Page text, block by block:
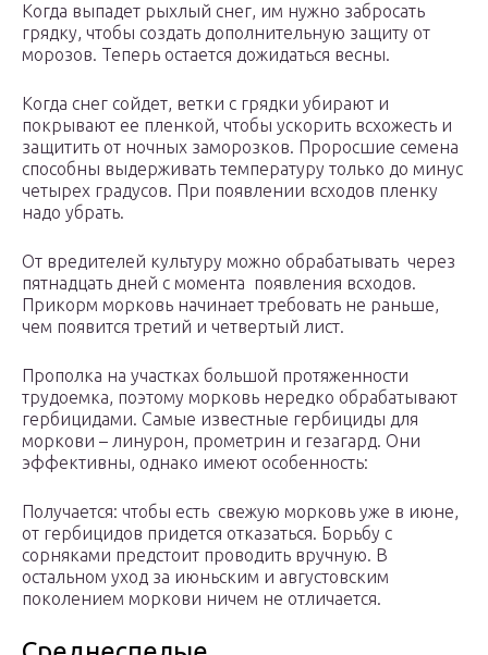
Когда выпадет рыхлый снег, им нужно забросать
грядку, чтобы создать дополнительную защиту от
морозов. Теперь остается дожидаться весны.
Когда снег сойдет, ветки с грядки убирают и
покрывают ее пленкой, чтобы ускорить всхожесть и
защитить от ночных заморозков. Проросшие семена
способны выдерживать температуру только до минус
четырех градусов. При появлении всходов пленку
надо убрать.
От вредителей культуру можно обрабатывать через
пятнадцать дней с момента появления всходов.
Прикорм морковь начинает требовать не раньше,
чем появится третий и четвертый лист.
Прополка на участках большой протяженности
трудоемка, поэтому морковь нередко обрабатывают
гербицидами. Самые известные гербициды для
моркови – линурон, прометрин и гезагард. Они
эффективны, однако имеют особенность:
Получается: чтобы есть свежую морковь уже в июне,
от гербицидов придется отказаться. Борьбу с
сорняками предстоит проводить вручную. В
остальном уход за июньским и августовским
поколением моркови ничем не отличается.